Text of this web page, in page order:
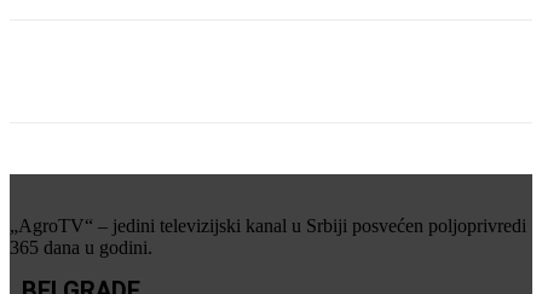
„AgroTV“ – jedini televizijski kanal u Srbiji posvećen poljoprivredi
365 dana u godini.